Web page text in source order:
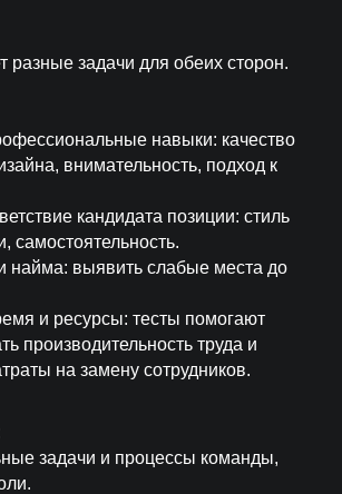
разные задачи для обеих сторон.
навыки: качество
внимательность, подход к
кандидата позиции: стиль
самостоятельность.
найма: выявить слабые места до
и ресурсы: тесты помогают
производительность труда и
на замену сотрудников.
задачи и процессы команды,